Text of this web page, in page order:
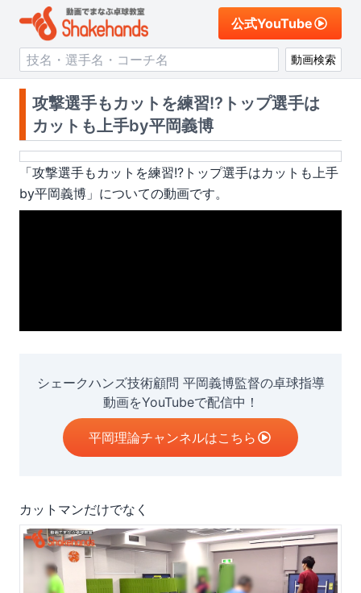
公式YouTube
動画検索
攻撃選手もカットを練習!?トップ選手は
カットも上手by平岡義博
「攻撃選手もカットを練習!?トップ選手はカットも上手
by平岡義博 」についての動画です。
シェークハンズ技術顧問 平岡義博監督の卓球指導
動画をYouTubeで配信中！
平岡理論チャンネルはこちら
カットマンだけでなく